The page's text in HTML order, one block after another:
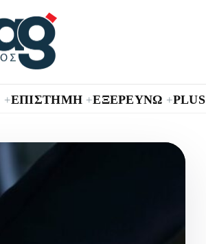
+ΕΠΙΣΤΗΜΗ +ΕΞΕΡΕΥΝΩ +PLUS